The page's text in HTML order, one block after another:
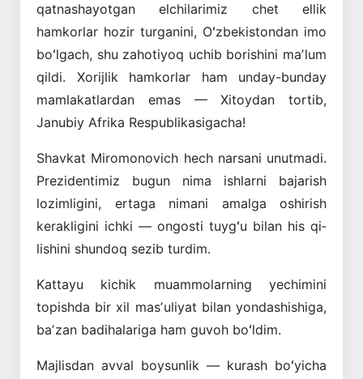
qatnashayotgan elchilarimiz chet ellik
hamkorlar hozir turganini, Oʻzbekistondan imo
boʻlgach, shu zahotiyoq uchib borishini maʼlum
qildi. Xorijlik hamkorlar ham unday-bunday
mamlakatlardan emas — Xitoydan tortib,
Janubiy Afrika Respublikasigacha!
Shavkat Miromonovich hech narsani unutmadi.
Prezidentimiz bugun nima ishlarni baja­rish
lozimligini, ertaga nimani amalga oshirish
kerakligini ichki — ongosti tuygʻu bilan his qi­
lishini shundoq sezib turdim.
Kattayu kichik muammolarning yechimini
topishda bir xil masʼuliyat bilan yondashishiga,
baʼzan badihalariga ham guvoh boʻldim.
Majlisdan avval boysunlik — kurash boʻyi­cha